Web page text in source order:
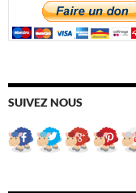
SUIVEZ NOUS